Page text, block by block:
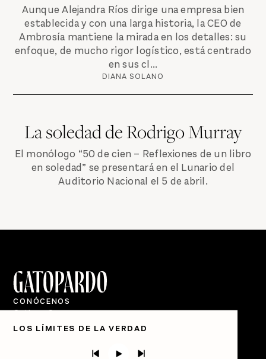
Aunque Alejandra Ríos dirige una empresa bien
establecida y con una larga historia, la CEO de
Ambrosía mantiene la mirada en los detalles: su
enfoque, de mucho rigor logístico, está centrado
en sus cl...
DIANA SOLANO
La soledad de Rodrigo Murray
El monólogo “50 de cien – Reflexiones de un libro
en soledad” se presentará en el Lunario del
Auditorio Nacional el 5 de abril.
LOS LÍMITES DE LA VERDAD
CONÓCENOS
Quiénes Somos
Directorio